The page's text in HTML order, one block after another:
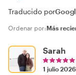
Traducido por
Ordenar por:
Sarah
1 julio 2026